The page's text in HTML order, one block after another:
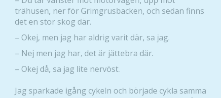
trähusen, ner för Grimgrusbacken, och sedan finns
det en stor skog där.
– Okej, men jag har aldrig varit där, sa jag.
– Nej men jag har, det är jättebra där.
– Okej då, sa jag lite nervöst.
Jag sparkade igång cykeln och började cykla samma